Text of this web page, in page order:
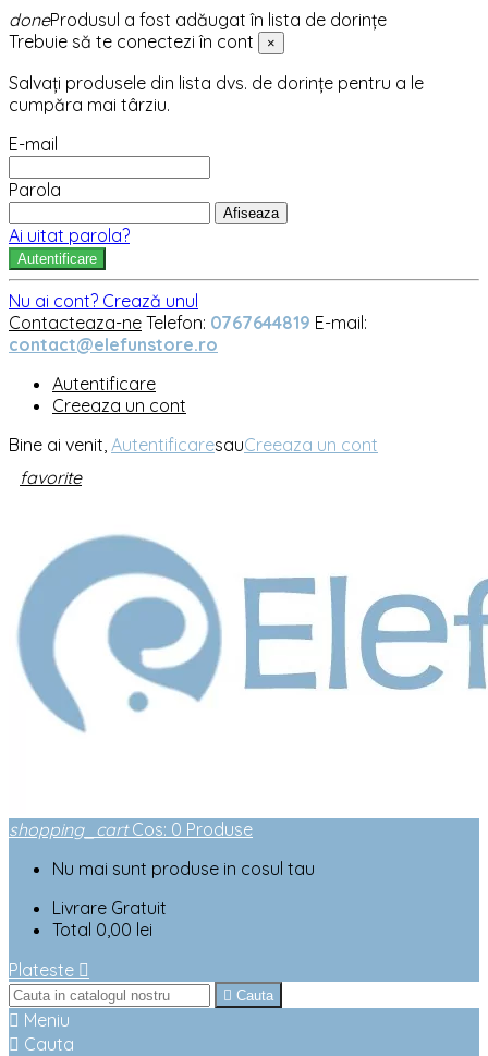
doneProdusul a fost adăugat în lista de dorințe
Trebuie să te conectezi în cont
×
Salvați produsele din lista dvs. de dorințe pentru a le
cumpăra mai târziu.
E-mail
Parola
Afiseaza
Ai uitat parola?
Autentificare
Nu ai cont? Crează unul
Contacteaza-ne Telefon: 0767644819 E-mail:
contact@elefunstore.ro
Autentificare
Creeaza un cont
Bine ai venit, AutentificaresauCreeaza un cont
favorite
shopping_cart Cos: 0 Produse
Nu mai sunt produse in cosul tau
Livrare Gratuit
Total 0,00 lei
Plateste 
 Cauta
 Meniu
 Cauta